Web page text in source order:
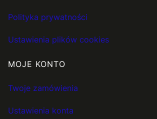
Polityka prywatności
Ustawienia plików cookies
MOJE KONTO
Twoje zamówienia
Ustawienia konta